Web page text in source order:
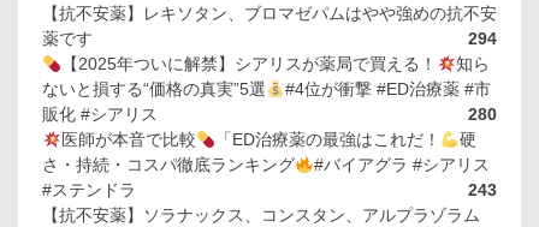
【抗不安薬】レキソタン、ブロマゼパムはやや強めの抗不安
薬です
294
【2025年ついに解禁】シアリスが薬局で買える！
知ら
ないと損する“価格の真実”5選
#4位が衝撃 #ED治療薬 #市
販化 #シアリス
280
医師が本音で比較
「ED治療薬の最強はこれだ！
硬
さ・持続・コスパ徹底ランキング
#バイアグラ #シアリス
#ステンドラ
243
【抗不安薬】ソラナックス、コンスタン、アルプラゾラム